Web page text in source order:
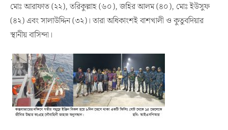
মোঃ আরাফাত (২২), তরিকুল্লাহ (৬০), জহির আলম (৪০), মোঃ ইউসুফ
(৪২) এবং সালাউদ্দিন (৩২)। তারা অধিকাংশই বাশখালী ও কুতুবদিয়ার
স্থানীয় বাসিন্দা।
.